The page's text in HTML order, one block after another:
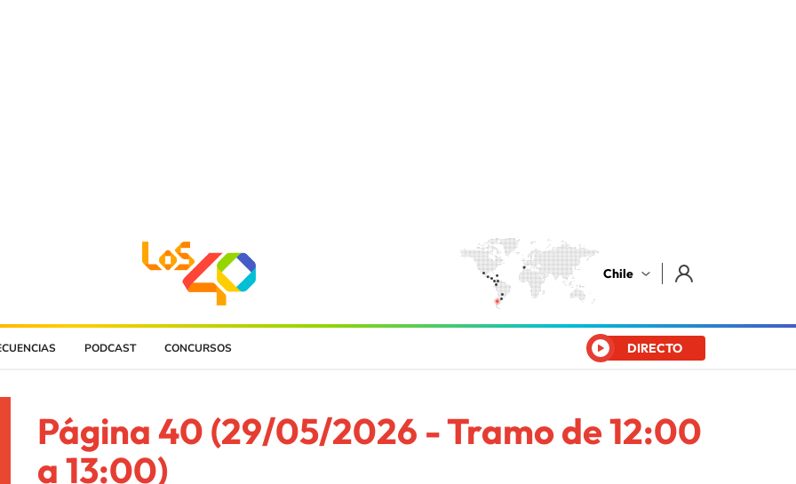
Chile
PODCAST CONCURSOS DIRECTO
Página 40 (29/05/2026 - Tramo de 12:00
a 13:00)